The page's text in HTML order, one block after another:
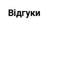
Відгуки